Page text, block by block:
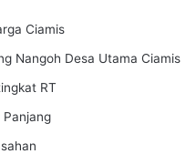
Ciamis
Nangoh Desa Utama Ciamis
RT
Panjang